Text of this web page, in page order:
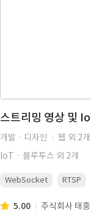
개발 · 디자인
웹 외 2개
IoTㆍ블루투스 외 2개
WebSocket RTSP
5.00 주식회사 태흥